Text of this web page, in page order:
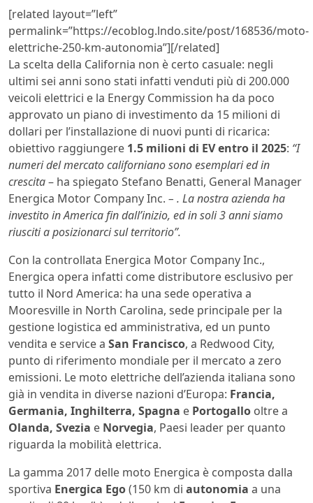
[related layout=”left”
permalink=”https://ecoblog.lndo.site/post/168536/moto-
elettriche-250-km-autonomia”][/related]
La scelta della California non è certo casuale: negli
ultimi sei anni sono stati infatti venduti più di 200.000
veicoli elettrici e la Energy Commission ha da poco
approvato un piano di investimento da 15 milioni di
dollari per l’installazione di nuovi punti di ricarica:
obiettivo raggiungere 1.5 milioni di EV entro il 2025: “I
numeri del mercato californiano sono esemplari ed in
crescita– ha spiegato Stefano Benatti, General Manager
Energica Motor Company Inc. – . La nostra azienda ha
investito in America fin dall’inizio, ed in soli 3 anni siamo
riusciti a posizionarci sul territorio”.
Con la controllata Energica Motor Company Inc.,
Energica opera infatti come distributore esclusivo per
tutto il Nord America: ha una sede operativa a
Mooresville in North Carolina, sede principale per la
gestione logistica ed amministrativa, ed un punto
vendita e service a San Francisco, a Redwood City,
punto di riferimento mondiale per il mercato a zero
emissioni. Le moto elettriche dell’azienda italiana sono
già in vendita in diverse nazioni d’Europa: Francia,
Germania, Inghilterra, Spagna e Portogallo oltre a
Olanda, Svezia e Norvegia, Paesi leader per quanto
riguarda la mobilità elettrica.
La gamma 2017 delle moto Energica è composta dalla
sportiva Energica Ego(150 km di autonomia a una